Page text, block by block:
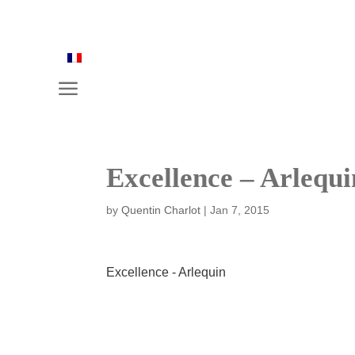
a
Excellence –
byQuentin Charlot |Jan 7, 2015
Excellence - Arlequin